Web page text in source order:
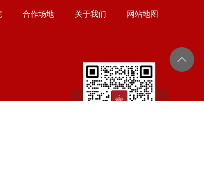
合作场地 关于我们 网站地图